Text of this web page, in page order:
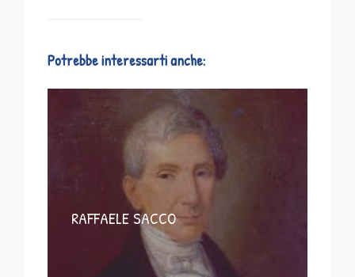
Potrebbe interessarti anche:
RAFFAELE SACCO